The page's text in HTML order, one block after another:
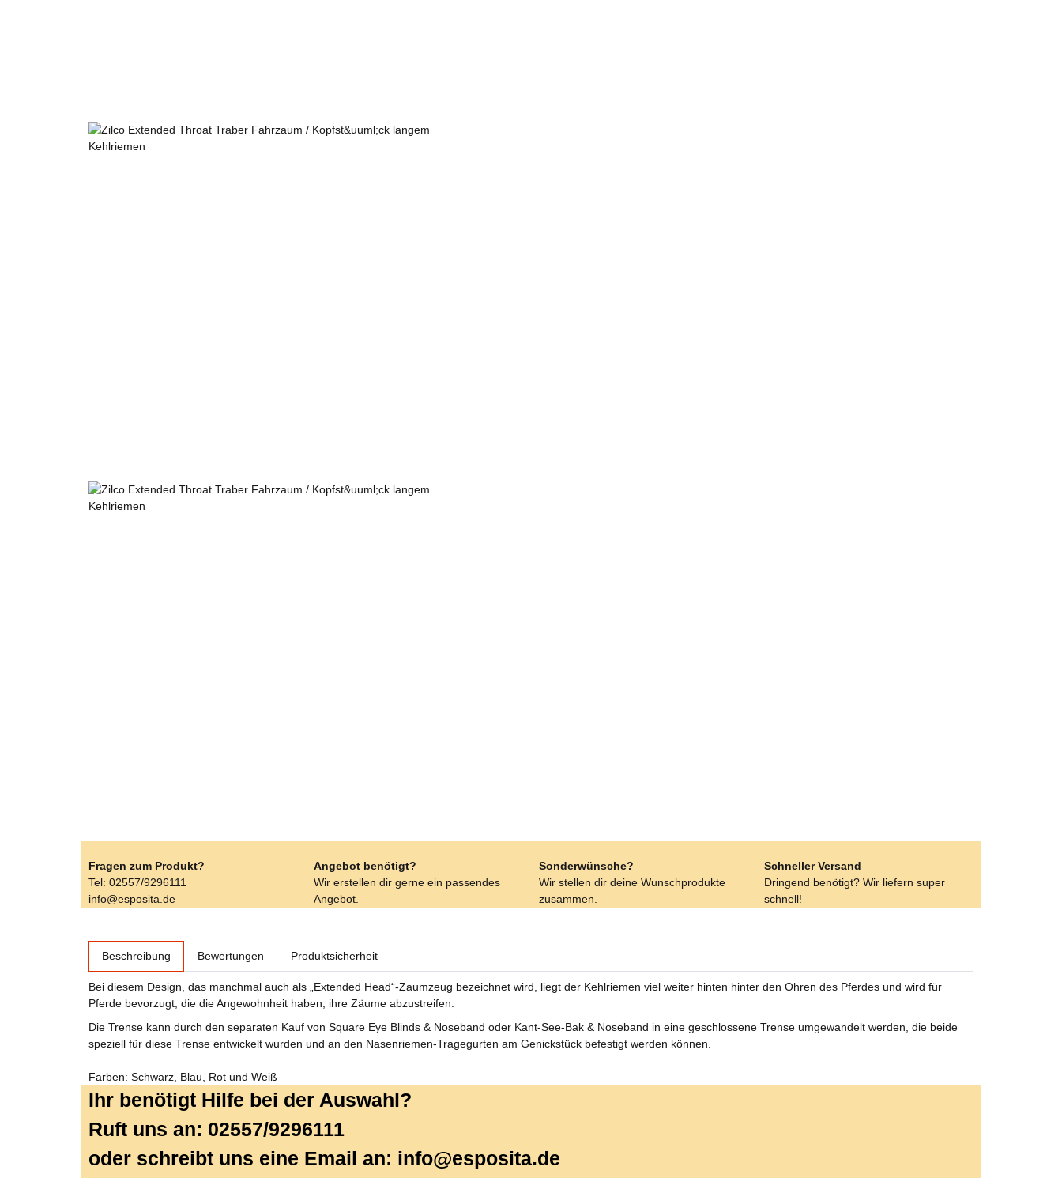
Fragen zum Produkt?
Tel: 02557/9296111
info@esposita.de
Angebot benötigt?
Wir erstellen dir gerne ein passendes
Angebot.
Sonderwünsche?
Wir stellen dir deine Wunschprodukte
zusammen.
Schneller Versand
Dringend benötigt? Wir liefern super
schnell!
Beschreibung Bewertungen Produktsicherheit
Bei diesem Design, das manchmal auch als „Extended Head“-Zaumzeug bezeichnet wird, liegt der Kehlriemen viel weiter hinten hinter den Ohren des Pferdes und wird für
Pferde bevorzugt, die die Angewohnheit haben, ihre Zäume abzustreifen.
Die Trense kann durch den separaten Kauf von Square Eye Blinds & Noseband oder Kant-See-Bak & Noseband in eine geschlossene Trense umgewandelt werden, die beide
speziell für diese Trense entwickelt wurden und an den Nasenriemen-Tragegurten am Genickstück befestigt werden können.
Farben: Schwarz, Blau, Rot und Weiß
Ihr benötigt Hilfe bei der Auswahl?
Ruft uns an: 02557/9296111
oder schreibt uns eine Email an: info@esposita.de